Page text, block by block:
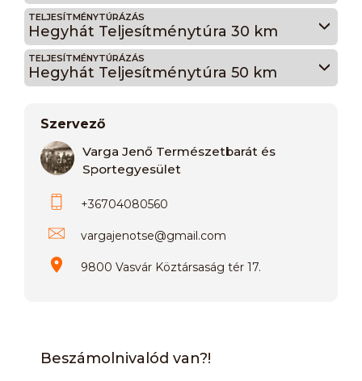
TELJESÍTMÉNYTÚRÁZÁS
Hegyhát Teljesítménytúra 30 km
TELJESÍTMÉNYTÚRÁZÁS
Hegyhát Teljesítménytúra 50 km
Szervező
Varga Jenő Természetbarát és
Sportegyesület
+36704080560
vargajenotse@gmail.com
9800 Vasvár Köztársaság tér 17.
Beszámolnivalód van?!